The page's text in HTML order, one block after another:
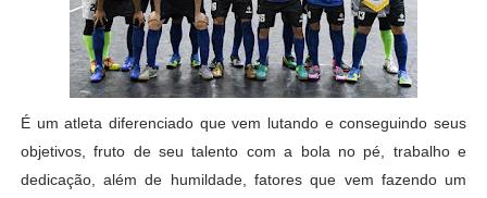
É um atleta diferenciado que vem lutando e conseguindo seus
objetivos, fruto de seu talento com a bola no pé, trabalho e
dedicação, além de humildade, fatores que vem fazendo um